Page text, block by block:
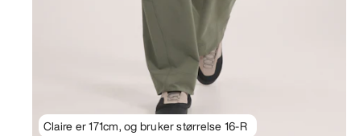
Claire er 171cm, og bruker størrelse 16-R